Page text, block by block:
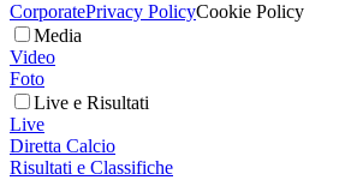
CorporatePrivacy PolicyCookie Policy
Media
Video
Foto
Live e Risultati
Live
Diretta Calcio
Risultati e Classifiche